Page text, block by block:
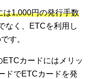
は1,000円の発行手数
なく、ETCを利用し
す。
カードにはメリッ
ドでETCカードを発